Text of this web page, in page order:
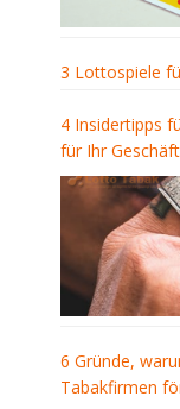
3 Lottospiele
4 Insidertipps
für Ihr Geschäft
6 Gründe,
Tabakfirmen